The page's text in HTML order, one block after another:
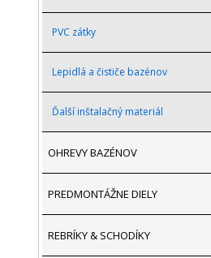
PVC zátky
Lepidlá a čističe bazénov
Ďalší inštalačný materiál
OHREVY BAZÉNOV
PREDMONTÁŽNE DIELY
REBRÍKY & SCHODÍKY